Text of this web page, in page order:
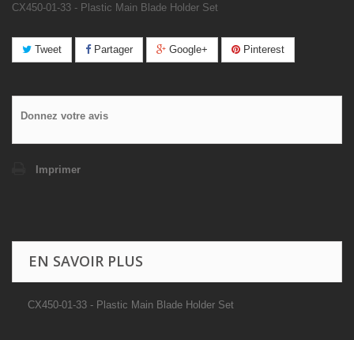
CX450-01-33 - Plastic Main Blade Holder Set
Tweet Partager Google+ Pinterest
Donnez votre avis
Imprimer
EN SAVOIR PLUS
CX450-01-33 - Plastic Main Blade Holder Set